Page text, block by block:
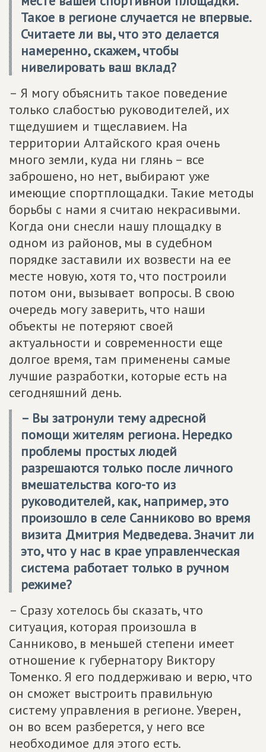
Такое в регионе случается не впервые.
Считаете ли вы, что это делается
намеренно, скажем, чтобы
нивелировать ваш вклад?
– Я могу объяснить такое поведение
только слабостью руководителей, их
тщедушием и тщеславием. На
территории Алтайского края очень
много земли, куда ни глянь – все
заброшено, но нет, выбирают уже
имеющие спортплощадки. Такие методы
борьбы с нами я считаю некрасивыми.
Когда они снесли нашу площадку в
одном из районов, мы в судебном
порядке заставили их возвести на ее
месте новую, хотя то, что построили
потом они, вызывает вопросы. В свою
очередь могу заверить, что наши
объекты не потеряют своей
актуальности и современности еще
долгое время, там применены самые
лучшие разработки, которые есть на
сегодняшний день.
– Вы затронули тему адресной
помощи жителям региона. Нередко
проблемы простых людей
разрешаются только после личного
вмешательства кого-то из
руководителей, как, например, это
произошло в селе Санниково во время
визита Дмитрия Медведева. Значит ли
это, что у нас в крае управленческая
система работает только в ручном
режиме?
– Сразу хотелось бы сказать, что
ситуация, которая произошла в
Санниково, в меньшей степени имеет
отношение к губернатору Виктору
Томенко. Я его поддерживаю и верю, что
он сможет выстроить правильную
систему управления в регионе. Уверен,
он во всем разберется, у него все
необходимое для этого есть.